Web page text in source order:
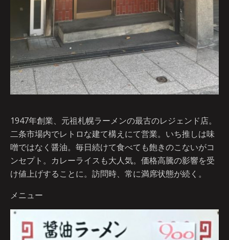
1947年創業、元祖札幌ラーメンの最古のレジェンド店。
二条市場内でレトロな建て構えにて営業。いち推しは味
噌ではなく醤油。毎日続けて食べても飽きのこないがコ
ンセプト。カレーライスも大人気。価格高騰の影響を受
け値上げすることに。訪問時、常に満席状態が続く。
メニュー